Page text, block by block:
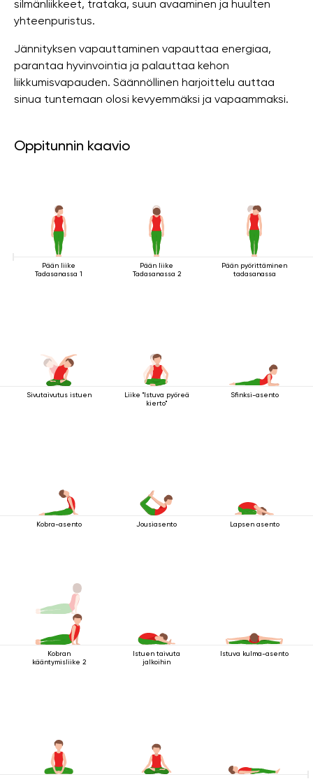
silmänliikkeet, trataka, suun avaaminen ja huulten
yhteenpuristus.
Jännityksen vapauttaminen vapauttaa energiaa,
parantaa hyvinvointia ja palauttaa kehon
liikkumisvapauden. Säännöllinen harjoittelu auttaa
sinua tuntemaan olosi kevyemmäksi ja vapaammaksi.
Oppitunnin kaavio
Pään liike
Tadasanassa 1
Pään liike
Tadasanassa 2
Pään pyörittäminen
tadasanassa
Sivutaivutus istuen
Liike "Istuva pyöreä
kierto"
Sfinksi-asento
Kobra-asento Jousiasento Lapsen asento
Kobran
kääntymisliike 2
Istuen taivuta
jalkoihin
Istuva kulma-asento